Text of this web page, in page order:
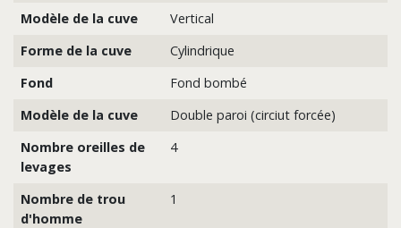
Modèle de la cuve
Vertical
Forme de la cuve
Cylindrique
Fond
Fond bombé
Modèle de la cuve
Double paroi (circiut forcée)
Nombre oreilles de
levages
4
Nombre de trou
d'homme
1